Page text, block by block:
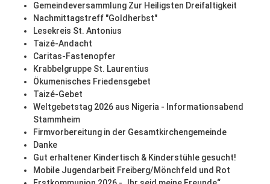
Gemeindeversammlung Zur Heiligsten Dreifaltigkeit
Nachmittagstreff "Goldherbst"
Lesekreis St. Antonius
Taizé-Andacht
Caritas-Fastenopfer
Krabbelgruppe St. Laurentius
Ökumenisches Friedensgebet
Taizé-Gebet
Weltgebetstag 2026 aus Nigeria - Informationsabend
Stammheim
Firmvorbereitung in der Gesamtkirchengemeinde
Danke
Gut erhaltener Kindertisch & Kinderstühle gesucht!
Mobile Jugendarbeit Freiberg/Mönchfeld und Rot